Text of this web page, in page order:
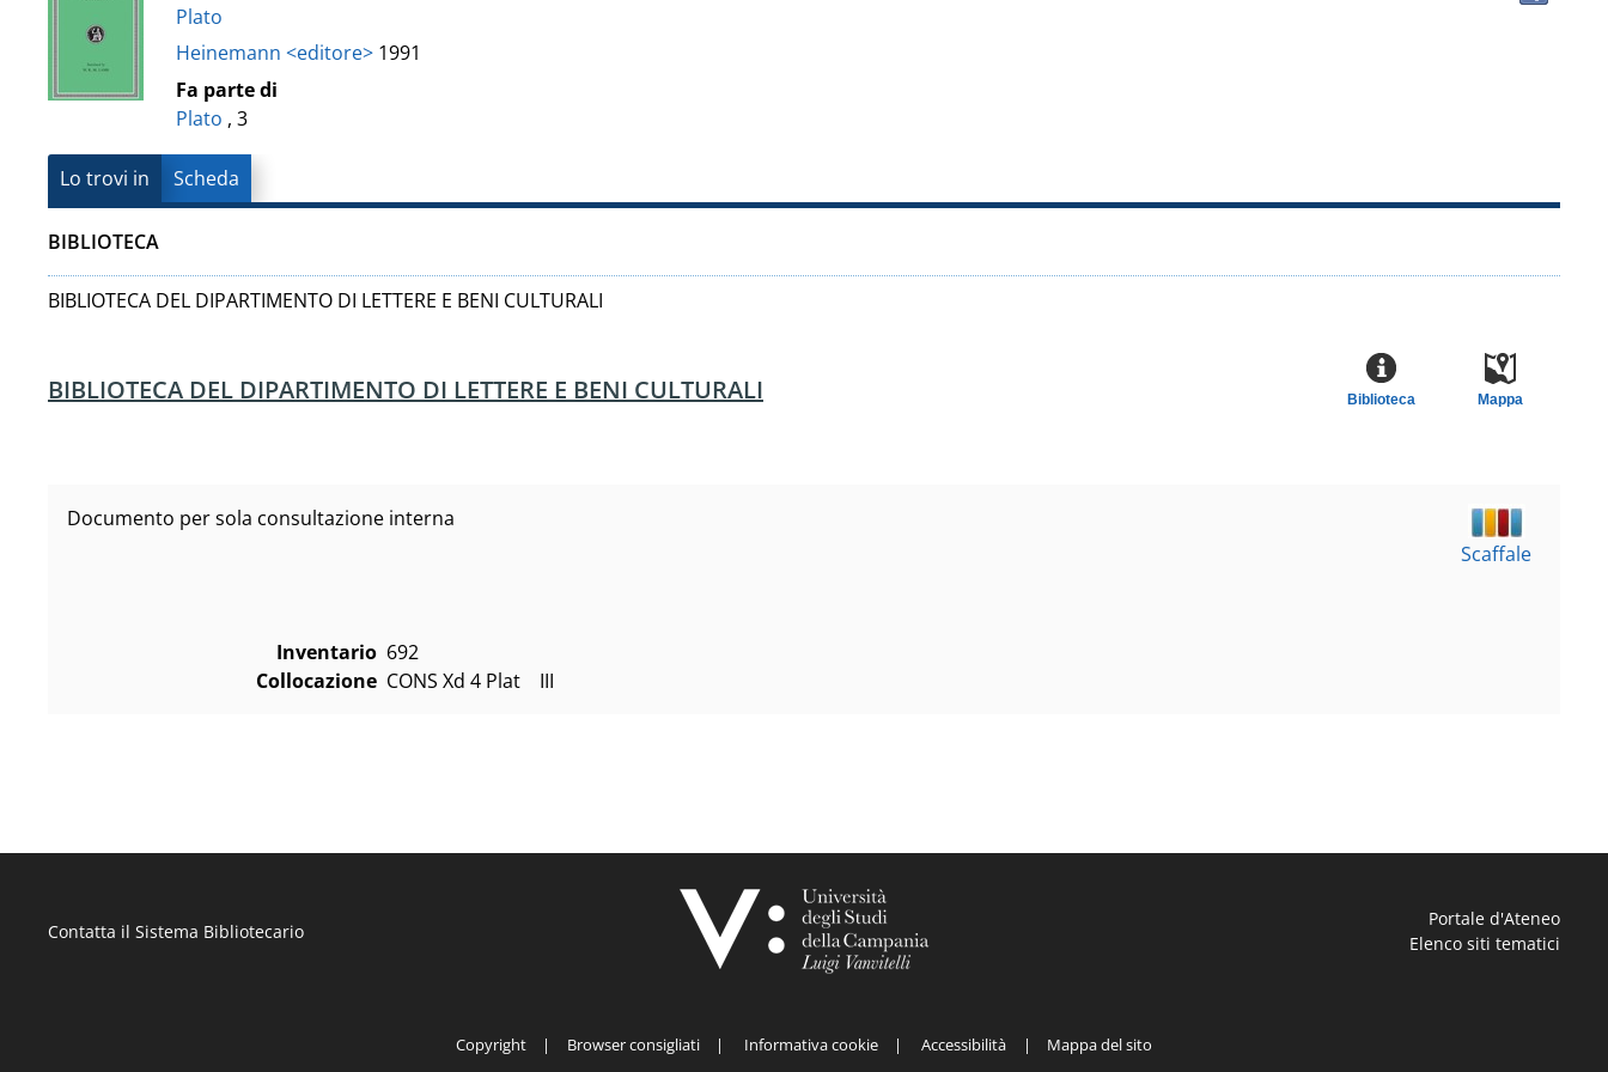
del
documento
Plato
Heinemann <editore> 1991
Fa parte di
Plato , 3
Lo trovi in Scheda
BIBLIOTECA
BIBLIOTECA DEL DIPARTIMENTO DI LETTERE E BENI CULTURALI
BIBLIOTECA DEL DIPARTIMENTO DI LETTERE E BENI CULTURALI Mappa
Biblioteca
Documento per sola consultazione interna
Inventario 692
Collocazione CONS Xd 4 Plat    III
Scaffale
Contatta il Sistema Bibliotecario
Portale d'Ateneo
Elenco siti tematici
Copyright Browser consigliati Informativa cookie Accessibilità Mappa del sito